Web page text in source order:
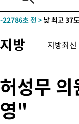
-24815초 전 >
갈 수도
-22786초 전 > 낮 최고 37
응"
-17948초 전 >
여자배구
-17201초 전 >외국인 심판
-16888초 전 >[속보]코스
-16868초 전 >
-16757초 전 >
지방 지방최신
허성무
영"